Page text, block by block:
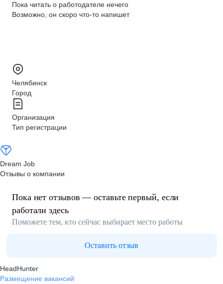
Пока читать о работодателе нечего
Возможно, он скоро что‑то напишет
Челябинск
Город
Организация
Тип регистрации
Dream Job
Отзывы о компании
Пока нет отзывов — оставьте первый, если
работали здесь
Поможете тем, кто сейчас выбирает место работы
Оставить отзыв
HeadHunter
Размещение вакансий